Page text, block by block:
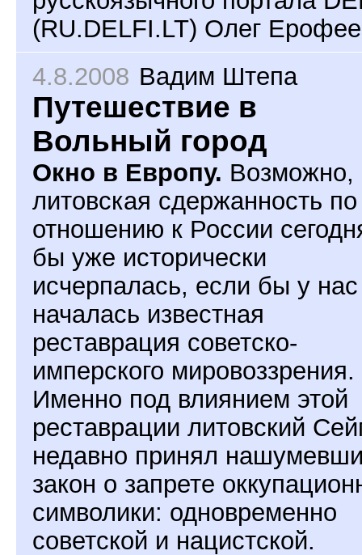
(RU.DELFI.LT) Олег
4.8.2008 Вадим Штепа
Путешествие в
Вольный город
Окно в Европу. Возможно,
литовская сдержанность по
отношению к России
бы уже исторически
исчерпалась, если бы у
началась известная
реставрация советско-
имперского мировоззрения.
Именно под влиянием этой
реставрации литовский
недавно принял
закон о запрете
символики: одновременно
советской и нацистской.